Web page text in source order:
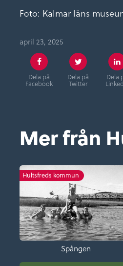
Foto: Kalmar läns
april 23, 2025
Dela på
Facebook
Dela på
Twitter
Dela
Mer från
Hultsfreds kommun
Spången